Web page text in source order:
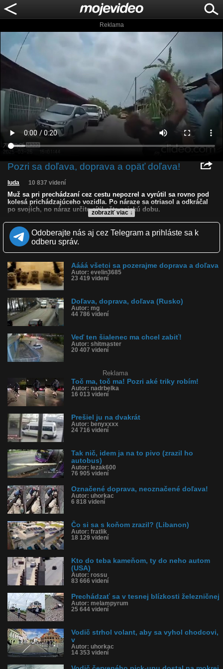
Reklama
Pozri sa doľava, doprava a opäť doľava!
zobraziť viac ↓
luda 10 837 videní
Muž sa pri prechádzaní cez cestu nepozrel a vyrútil sa rovno pod
kolesá prichádzajúceho vozidla. Po náraze sa otriasol a odkráčal
po svojich, no náraz určite cítil ešte nejakú dobu.
Kvalita:
Zverejnené: 28.3.2025 19:31
Páči sa: 92% (12 hlasov)
Dľžka: 0:20
Kategória: auto-moto
Tagy: zrazil ho, narazil do neho, prešiel ho, nepozrel sa, neobzrel
sa, nehoda, narazil, fail, zrazil, nepozornosť, náraz
História sledovanosti videa:
Odoberajte nás aj cez Telegram a prihláste sa k
odberu správ.
Aááá všetci sa pozerajme doprava a doľava
Autor: evelin3685
23 419 videní
Doľava, doprava, doľava (Rusko)
Autor: mg
44 786 videní
Veď ten šialenec ma chcel zabiť!
Autor: shitmaster
20 407 videní
Reklama
Toč ma, toč ma! Pozri aké triky robím!
Autor: nadrbelka
16 013 videní
Prešiel ju na dvakrát
Autor: benyxxxx
24 716 videní
Tak nič, idem ja na to pivo (zrazil ho
autobus)
Autor: lezak600
76 905 videní
Označené doprava, neoznačené doľava!
Autor: uhorkac
6 818 videní
Čo si sa s koňom zrazil? (Libanon)
Autor: fratlik
18 129 videní
Kto do teba kameňom, ty do neho autom
(USA)
Autor: rossu
83 666 videní
Prechádzať sa v tesnej blízkosti železničnej
Autor: melampyrum
25 644 videní
Vodič strhol volant, aby sa vyhol chodcovi,
v
Autor: uhorkac
14 353 videní